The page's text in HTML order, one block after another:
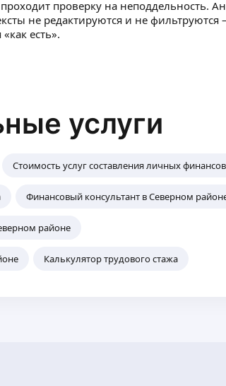
проверку на неподдельность.
не редактируются и не фильтруются
есть».
услуги
Стоимость услуг составления личных
Финансовый консультант в Северном
районе
Калькулятор трудового стажа